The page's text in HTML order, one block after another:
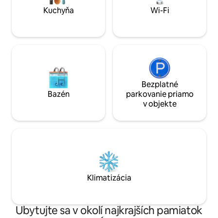
Kuchyňa Wi-Fi
Bazén
Bezplatné
parkovanie priamo
v objekte
Klimatizácia
Ubytujte sa v okolí najkrajších pamiatok